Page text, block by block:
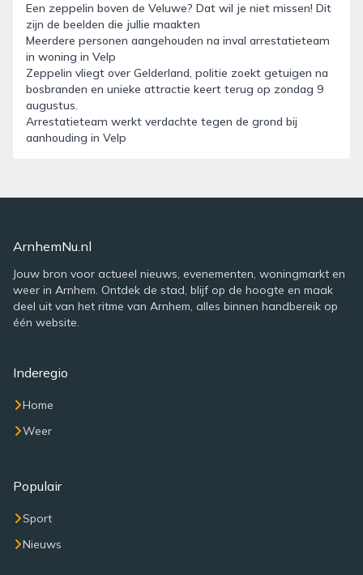
Een zeppelin boven de Veluwe? Dat wil je niet missen! Dit
zijn de beelden die jullie maakten
Meerdere personen aangehouden na inval arrestatieteam
in woning in Velp
Zeppelin vliegt over Gelderland, politie zoekt getuigen na
bosbranden en unieke attractie keert terug op zondag 9
augustus.
Arrestatieteam werkt verdachte tegen de grond bij
aanhouding in Velp
ArnhemNu.nl
Jouw bron voor actueel nieuws, evenementen, woningmarkt en
weer in Arnhem. Ontdek de stad, blijf op de hoogte en maak
deel uit van het ritme van Arnhem, alles binnen handbereik op
één website.
Inderegio
Home
Weer
Populair
Sport
Nieuws